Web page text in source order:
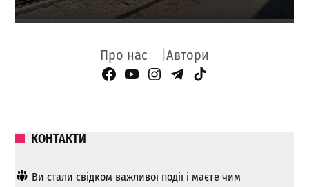
Про нас Автори
Facebook Page
YouTube
Instagram
Telegram
TikTok
КОНТАКТИ
Ви стали свідком важливої ​​події і маєте чим